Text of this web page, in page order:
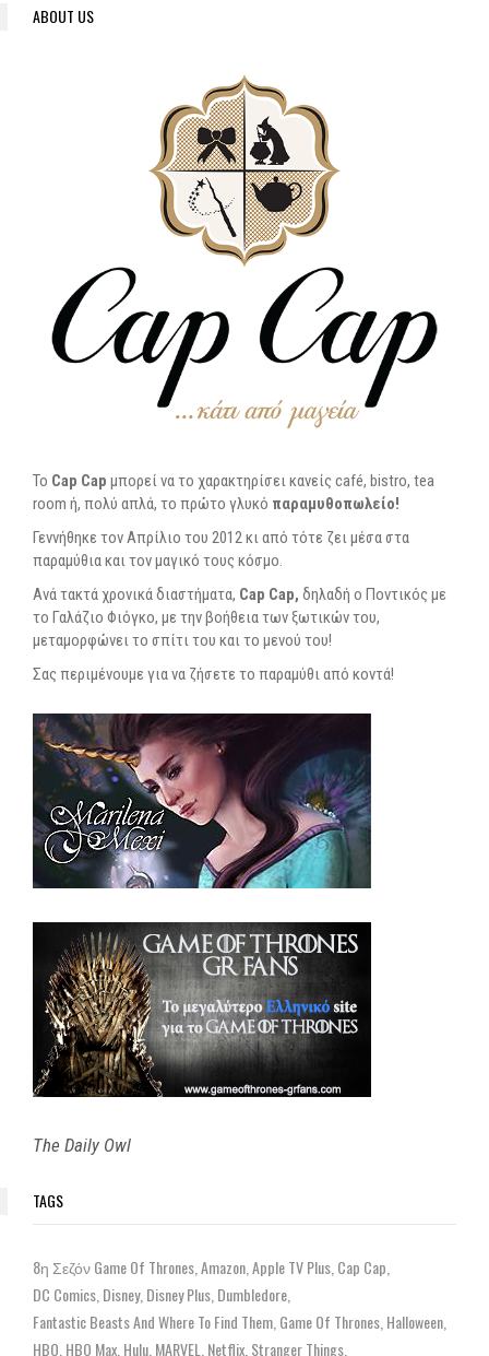
ABOUT US
To Cap Cap μπορεί να το χαρακτηρίσει κανείς café, bistro, tea
room ή, πολύ απλά, το πρώτο γλυκό παραμυθοπωλείο!
Γεννήθηκε τον Απρίλιο του 2012 κι από τότε ζει μέσα στα
παραμύθια και τον μαγικό τους κόσμο.
Ανά τακτά χρονικά διαστήματα, Cap Cap, δηλαδή ο Ποντικός με
το Γαλάζιο Φιόγκο, με την βοήθεια των ξωτικών του,
μεταμορφώνει το σπίτι του και το μενού του!
Σας περιμένουμε για να ζήσετε το παραμύθι από κοντά!
The Daily Owl
TAGS
8η Σεζόν Game Of Thrones Amazon Apple TV Plus Cap Cap
DC Comics Disney Disney Plus Dumbledore
Fantastic Beasts And Where To Find Them Game Of Thrones Halloween
HBO HBO Max Hulu MARVEL Netflix Stranger Things